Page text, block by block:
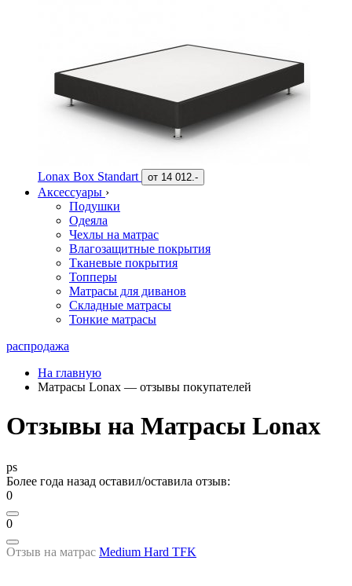
Lonax Box Standart от 14 012.-
Аксессуары ›
Подушки
Одеяла
Чехлы на матрас
Влагозащитные покрытия
Тканевые покрытия
Топперы
Матрасы для диванов
Складные матрасы
Тонкие матрасы
распродажа
На главную
Матрасы Lonax — отзывы покупателей
Отзывы на Матрасы Lonax
ps
Более года назад оставил/оставила отзыв:
0
0
Отзыв на матрас Medium Hard TFK